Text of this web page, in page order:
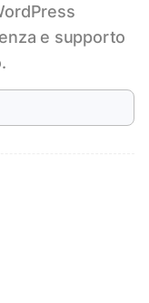
e supporto